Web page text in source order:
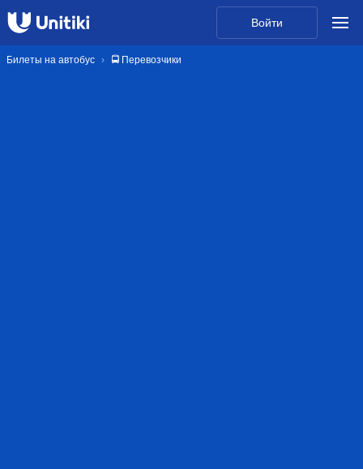
Войти
Билеты на автобус 🚍 Перевозчики